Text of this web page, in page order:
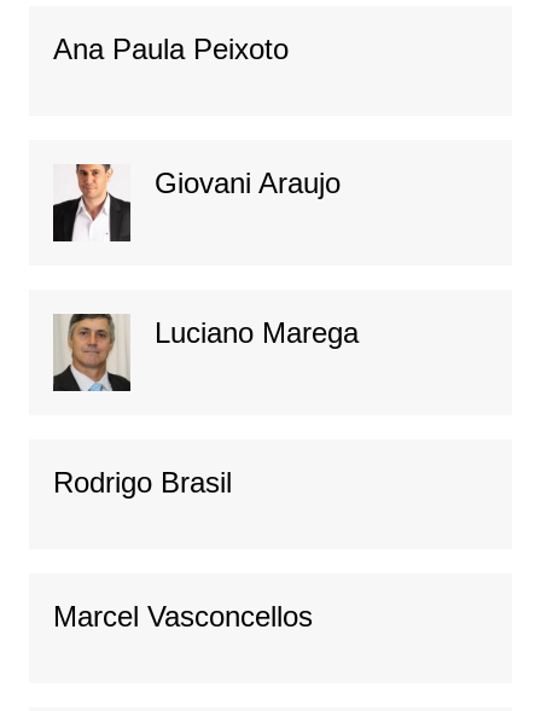
Ana Paula Peixoto
Giovani Araujo
Luciano Marega
Rodrigo Brasil
Marcel Vasconcellos